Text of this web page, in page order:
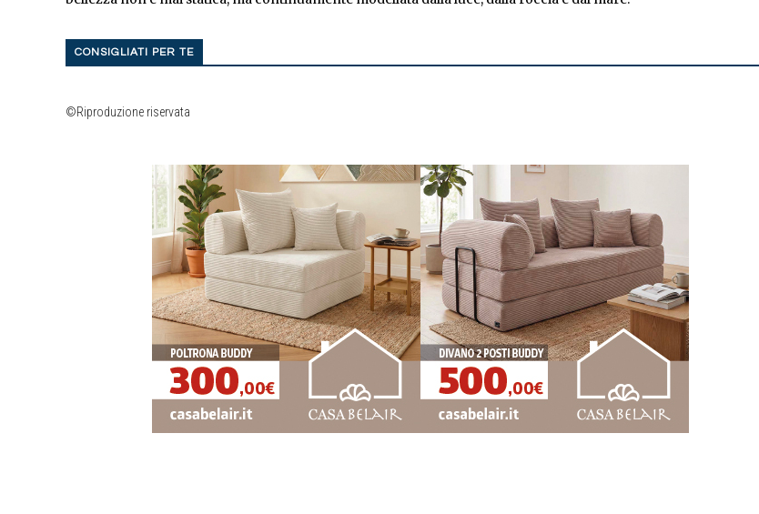
CONSIGLIATI PER TE
©Riproduzione riservata